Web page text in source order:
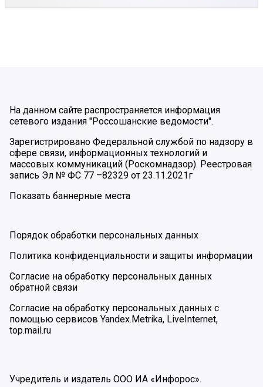
На данном сайте распространяется информация
сетевого издания "Россошанские ведомости".
Зарегистрировано Федеральной службой по надзору в
сфере связи, информационных технологий и
массовых коммуникаций (Роскомнадзор). Реестровая
запись Эл № ФС 77 –82329 от 23.11.2021г
Показать баннерные места
Порядок обработки персональных данных
Политика конфиденциальности и защиты информации
Согласие на обработку персональных данных
обратной связи
Согласие на обработку персональных данных с
помощью сервисов Yandex.Metrika, LiveInternet,
top.mail.ru
Учредитель и издатель ООО ИА «Инфорос».